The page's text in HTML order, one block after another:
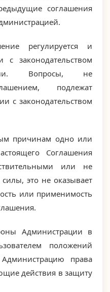
соглашения
регулируется и
с законодательством
Вопросы, не
подлежат
с законодательством
причинам одно или
Соглашения
или не
это не оказывает
или применимость
Администрации в
положений
права
действия в защиту